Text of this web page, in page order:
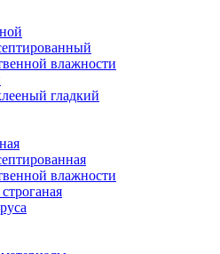
влажности
гладкий
влажности